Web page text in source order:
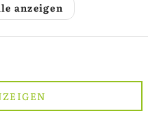
anzeigen